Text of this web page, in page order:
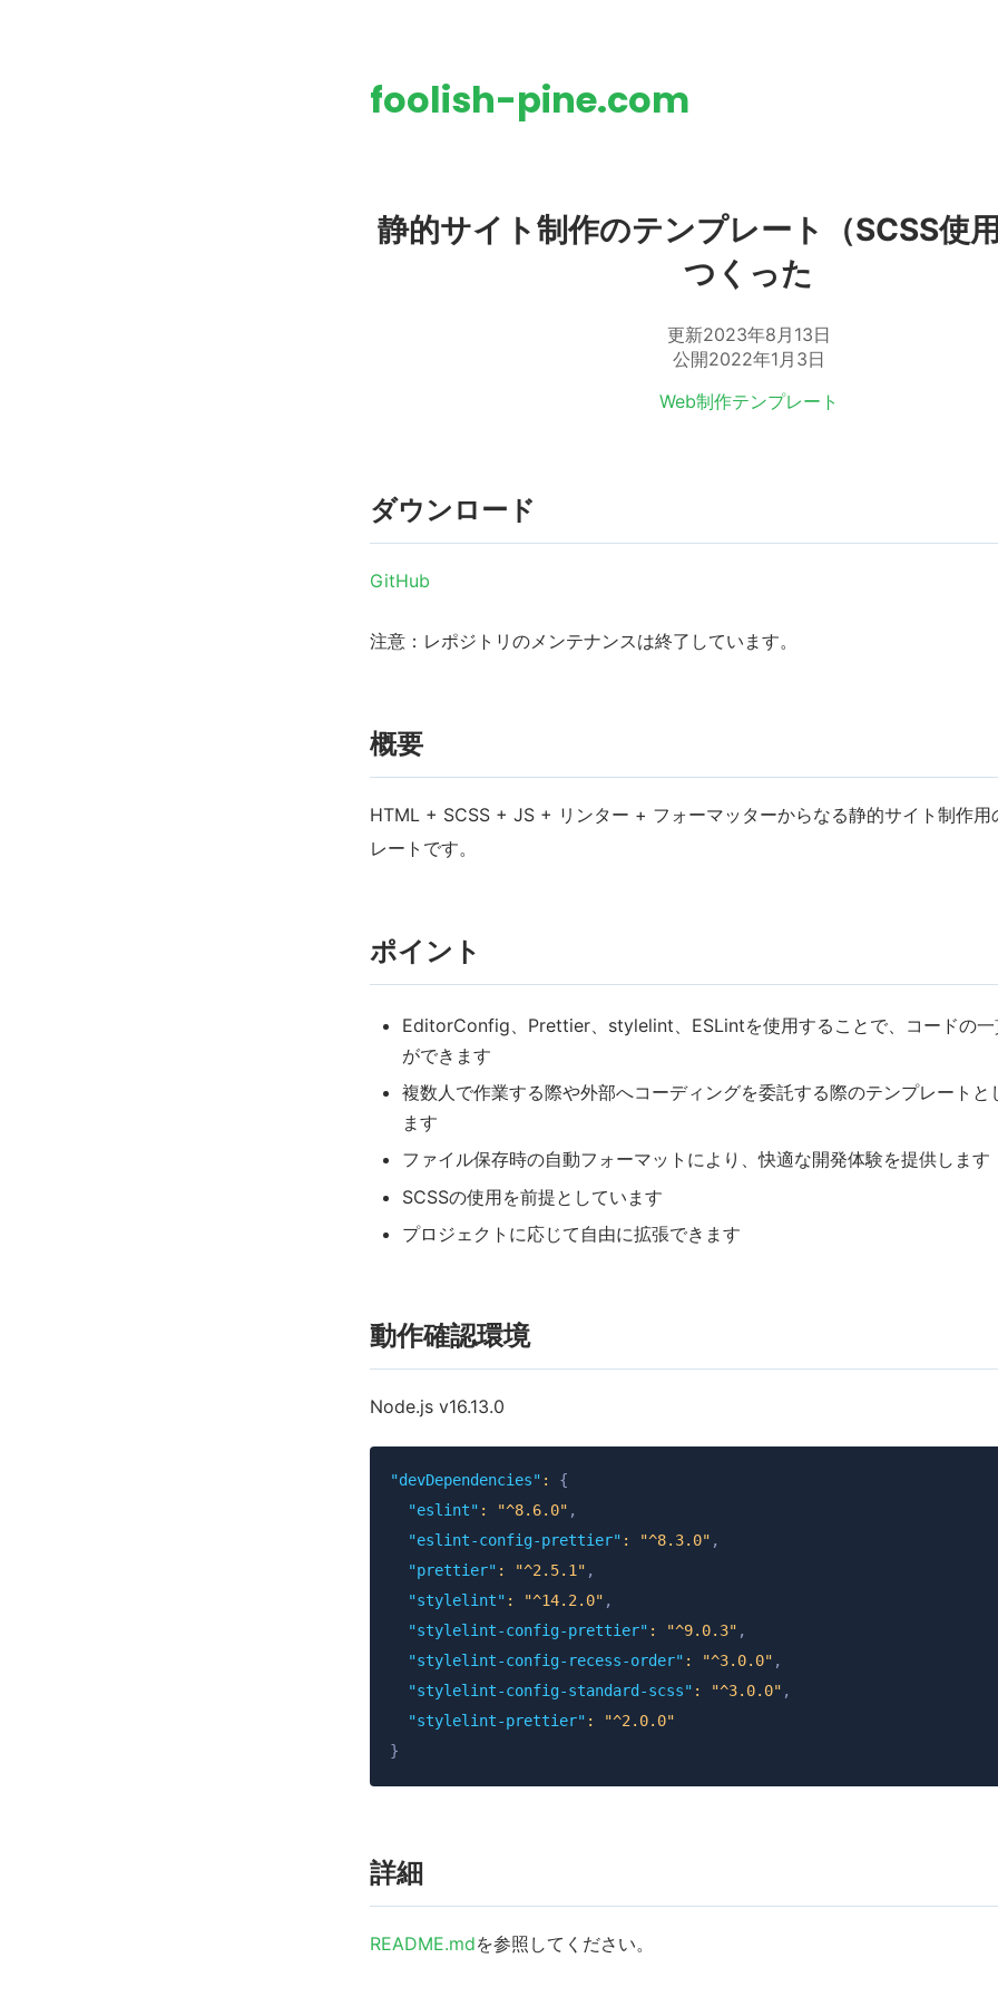
foolish-pine.com
静的サイト制作のテンプレート（SCSS使
つくった
更新2023年8月13日
公開2022年1月3日
Web制作テンプレート
ダウンロード
GitHub
注意：レポジトリのメンテナンスは終了しています。
概要
HTML + SCSS + JS + リンター + フォーマッターからなる静的サイト制作用
レートです。
ポイント
EditorConfig、Prettier、stylelint、ESLintを使用することで、コードの一
ができます
複数人で作業する際や外部へコーディングを委託する際のテンプレートと
ます
ファイル保存時の自動フォーマットにより、快適な開発体験を提供します
SCSSの使用を前提としています
プロジェクトに応じて自由に拡張できます
動作確認環境
Node.js v16.13.0
"devDependencies" :
{
"eslint" : "^8.6.0" ,
"eslint-config-prettier" : "^8.3.0" ,
"prettier" : "^2.5.1" ,
"stylelint" : "^14.2.0" ,
"stylelint-config-prettier" : "^9.0.3" ,
"stylelint-config-recess-order" : "^3.0.0" ,
"stylelint-config-standard-scss" : "^3.0.0" ,
"stylelint-prettier" :
"^2.0.0"
}
詳細
README.mdを参照してください。